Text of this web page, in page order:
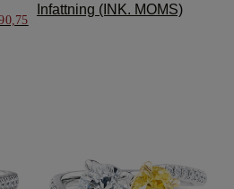
Infattning (INK. MOMS)